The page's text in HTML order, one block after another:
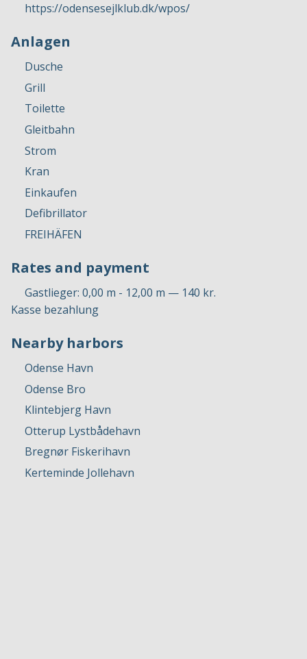
https://odensesejlklub.dk/wpos/
Anlagen
Dusche
Grill
Toilette
Gleitbahn
Strom
Kran
Einkaufen
Defibrillator
FREIHÄFEN
Rates and payment
Gastlieger: 0,00 m - 12,00 m — 140 kr.
Kasse bezahlung
Nearby harbors
Odense Havn
Odense Bro
Klintebjerg Havn
Otterup Lystbådehavn
Bregnør Fiskerihavn
Kerteminde Jollehavn